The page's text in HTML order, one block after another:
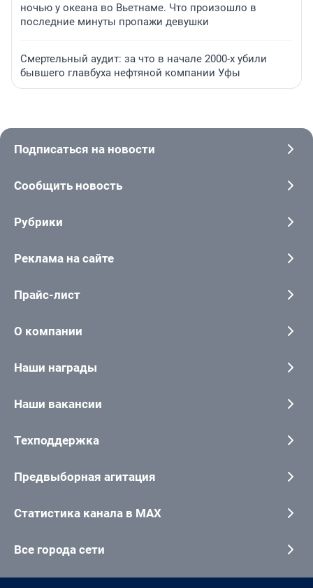
ночью у океана во Вьетнаме. Что произошло в
последние минуты пропажи девушки
Смертельный аудит: за что в начале 2000-х убили
бывшего главбуха нефтяной компании Уфы
Подписаться на новости
Сообщить новость
Рубрики
Реклама на сайте
Прайс-лист
О компании
Наши награды
Наши вакансии
Техподдержка
Предвыборная агитация
Статистика канала в MAX
Все города сети